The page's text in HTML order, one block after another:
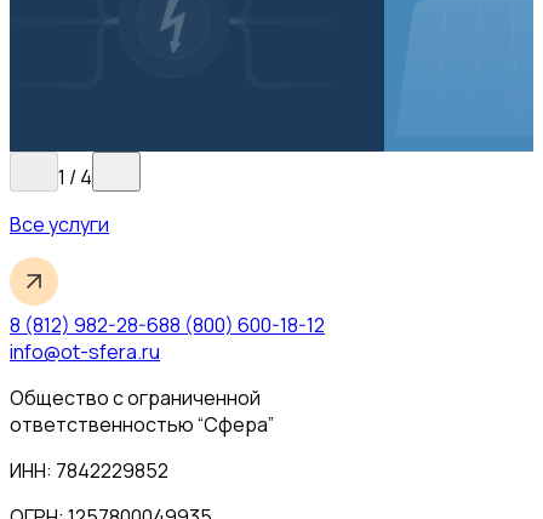
1 /4
Все услуги
8 (812) 982-28-688 (800) 600-18-12
info@ot-sfera.ru
Общество с ограниченной
ответственностью “Сфера”
ИНН: 7842229852